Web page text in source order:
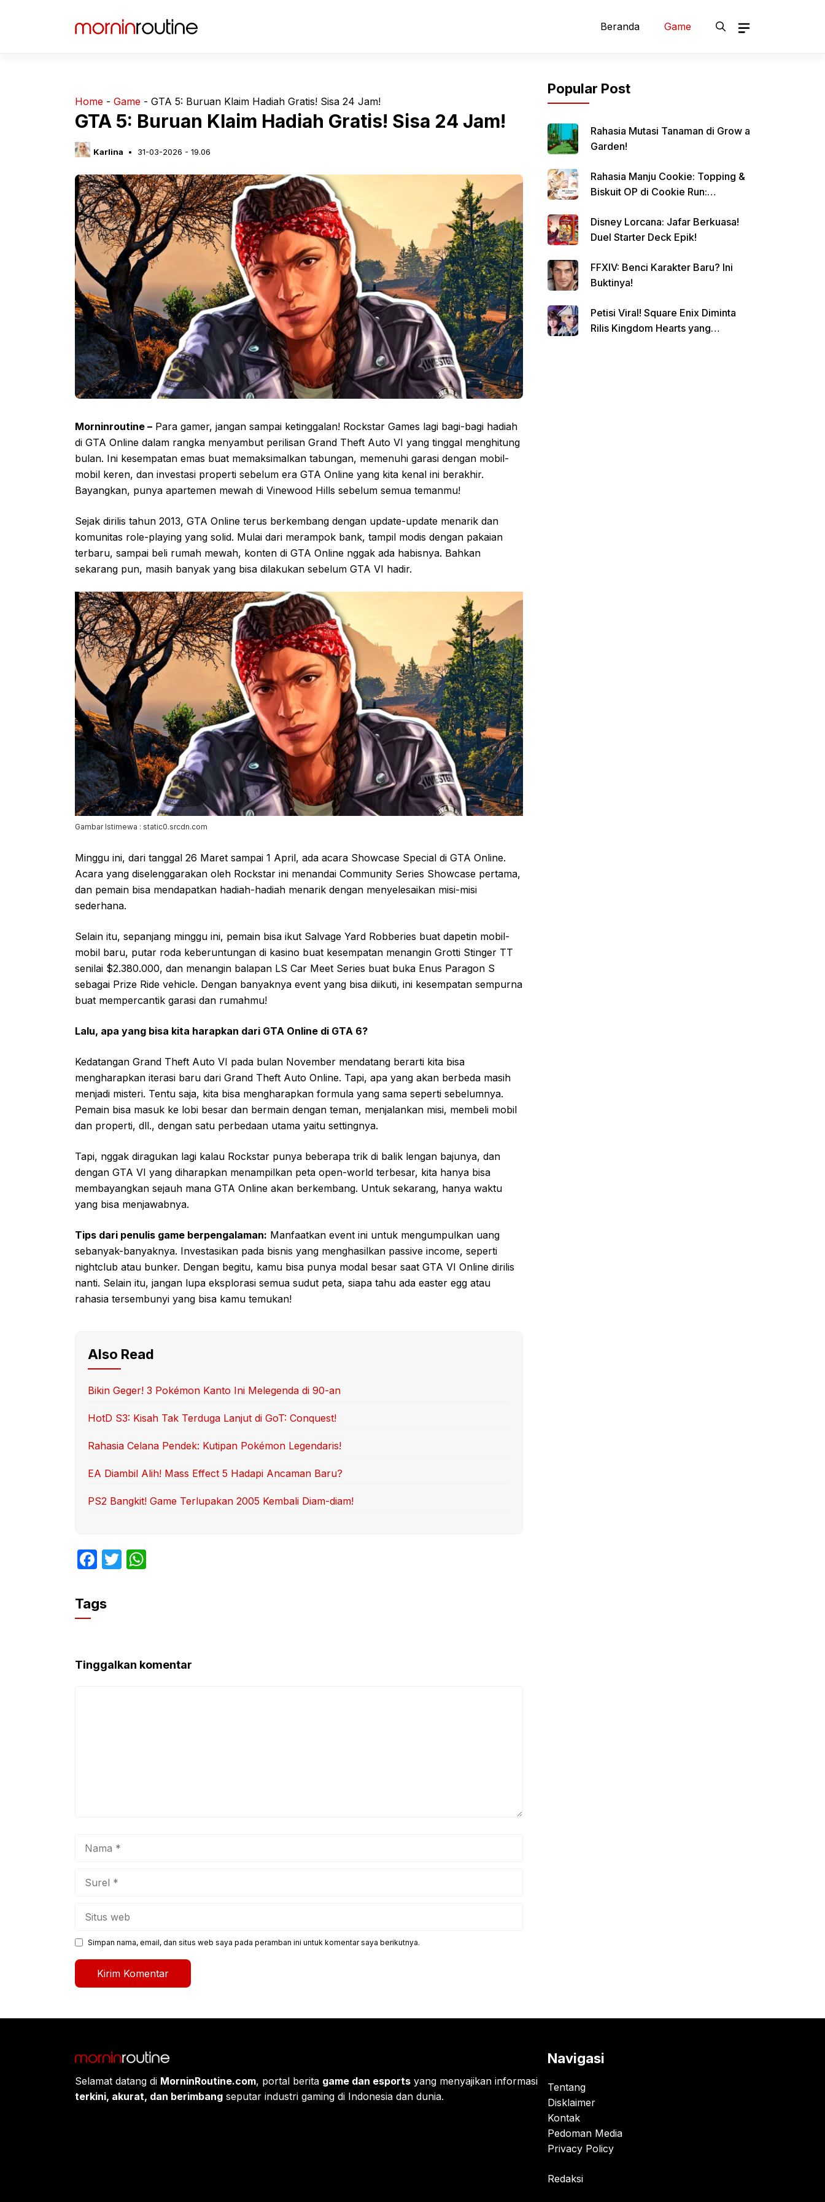
Beranda Game
Home - Game - GTA 5: Buruan Klaim Hadiah Gratis! Sisa 24 Jam!
GTA 5: Buruan Klaim Hadiah Gratis! Sisa 24 Jam!
Karlina 31-03-2026 - 19.06
Morninroutine – Para gamer, jangan sampai ketinggalan! Rockstar Games lagi bagi-bagi hadiah
di GTA Online dalam rangka menyambut perilisan Grand Theft Auto VI yang tinggal menghitung
bulan. Ini kesempatan emas buat memaksimalkan tabungan, memenuhi garasi dengan mobil-
mobil keren, dan investasi properti sebelum era GTA Online yang kita kenal ini berakhir.
Bayangkan, punya apartemen mewah di Vinewood Hills sebelum semua temanmu!
Sejak dirilis tahun 2013, GTA Online terus berkembang dengan update-update menarik dan
komunitas role-playing yang solid. Mulai dari merampok bank, tampil modis dengan pakaian
terbaru, sampai beli rumah mewah, konten di GTA Online nggak ada habisnya. Bahkan
sekarang pun, masih banyak yang bisa dilakukan sebelum GTA VI hadir.
Gambar Istimewa : static0.srcdn.com
Minggu ini, dari tanggal 26 Maret sampai 1 April, ada acara Showcase Special di GTA Online.
Acara yang diselenggarakan oleh Rockstar ini menandai Community Series Showcase pertama,
dan pemain bisa mendapatkan hadiah-hadiah menarik dengan menyelesaikan misi-misi
sederhana.
Selain itu, sepanjang minggu ini, pemain bisa ikut Salvage Yard Robberies buat dapetin mobil-
mobil baru, putar roda keberuntungan di kasino buat kesempatan menangin Grotti Stinger TT
senilai $2.380.000, dan menangin balapan LS Car Meet Series buat buka Enus Paragon S
sebagai Prize Ride vehicle. Dengan banyaknya event yang bisa diikuti, ini kesempatan sempurna
buat mempercantik garasi dan rumahmu!
Lalu, apa yang bisa kita harapkan dari GTA Online di GTA 6?
Kedatangan Grand Theft Auto VI pada bulan November mendatang berarti kita bisa
mengharapkan iterasi baru dari Grand Theft Auto Online. Tapi, apa yang akan berbeda masih
menjadi misteri. Tentu saja, kita bisa mengharapkan formula yang sama seperti sebelumnya.
Pemain bisa masuk ke lobi besar dan bermain dengan teman, menjalankan misi, membeli mobil
dan properti, dll., dengan satu perbedaan utama yaitu settingnya.
Tapi, nggak diragukan lagi kalau Rockstar punya beberapa trik di balik lengan bajunya, dan
dengan GTA VI yang diharapkan menampilkan peta open-world terbesar, kita hanya bisa
membayangkan sejauh mana GTA Online akan berkembang. Untuk sekarang, hanya waktu
yang bisa menjawabnya.
Tips dari penulis game berpengalaman: Manfaatkan event ini untuk mengumpulkan uang
sebanyak-banyaknya. Investasikan pada bisnis yang menghasilkan passive income, seperti
nightclub atau bunker. Dengan begitu, kamu bisa punya modal besar saat GTA VI Online dirilis
nanti. Selain itu, jangan lupa eksplorasi semua sudut peta, siapa tahu ada easter egg atau
rahasia tersembunyi yang bisa kamu temukan!
Also Read
Bikin Geger! 3 Pokémon Kanto Ini Melegenda di 90-an
HotD S3: Kisah Tak Terduga Lanjut di GoT: Conquest!
Rahasia Celana Pendek: Kutipan Pokémon Legendaris!
EA Diambil Alih! Mass Effect 5 Hadapi Ancaman Baru?
PS2 Bangkit! Game Terlupakan 2005 Kembali Diam-diam!
F
c
e
o
o
T
p
p
Tags
Tinggalkan komentar
Simpan nama, email, dan situs web saya pada peramban ini untuk komentar saya berikutnya.
Popular Post
Rahasia Mutasi Tanaman di Grow a
Garden!
Rahasia Manju Cookie: Topping &
Biskuit OP di Cookie Run:
Disney Lorcana: Jafar Berkuasa!
Duel Starter Deck Epik!
FFXIV: Benci Karakter Baru? Ini
Buktinya!
Petisi Viral! Square Enix Diminta
Rilis Kingdom Hearts yang
Selamat datang di MorninRoutine.com, portal berita game dan esports yang menyajikan informasi
terkini, akurat, dan berimbang seputar industri gaming di Indonesia dan dunia.
Navigasi
Tentang
Disklaimer
Kontak
Pedoman Media
Privacy Policy
Redaksi